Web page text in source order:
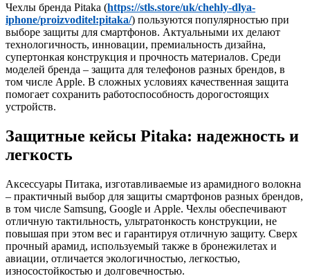
Чехлы бренда Pitaka (https://stls.store/uk/chehly-dlya-
iphone/proizvoditel:pitaka/) пользуются популярностью при
выборе защиты для смартфонов. Актуальными их делают
технологичность, инновации, премиальность дизайна,
супертонкая конструкция и прочность материалов. Среди
моделей бренда – защита для телефонов разных брендов, в
том числе Apple. В сложных условиях качественная защита
помогает сохранить работоспособность дорогостоящих
устройств.
Защитные кейсы Pitaka: надежность и
легкость
Аксессуары Питака, изготавливаемые из арамидного волокна
– практичный выбор для защиты смартфонов разных брендов,
в том числе Samsung, Google и Apple. Чехлы обеспечивают
отличную тактильность, ультратонкость конструкции, не
повышая при этом вес и гарантируя отличную защиту. Сверх
прочный арамид, используемый также в бронежилетах и
авиации, отличается экологичностью, легкостью,
износостойкостью и долговечностью.